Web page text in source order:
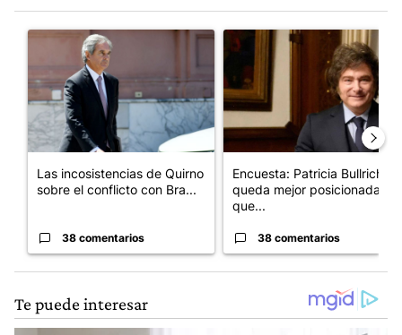
Un artículo de tendencia con el título "Las incosistencias de
Las incosistencias de Quirno
sobre el conflicto con Bra...
38 comentarios
Un artículo de tendencia con
Encuesta: Patricia Bullrich
queda mejor posicionada
que...
38 comentarios